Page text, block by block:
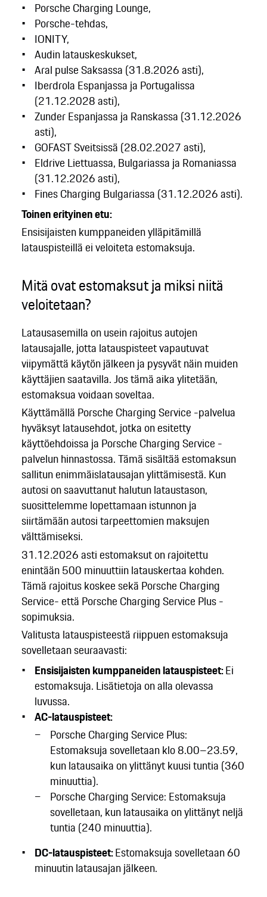
Porsche Charging Lounge,
Porsche-tehdas,
IONITY,
Audin latauskeskukset,
Aral pulse Saksassa (31.8.2026 asti),
Iberdrola Espanjassa ja Portugalissa
(21.12.2028 asti),
Zunder Espanjassa ja Ranskassa (31.12.2026
asti),
GOFAST Sveitsissä (28.02.2027 asti),
Eldrive Liettuassa, Bulgariassa ja Romaniassa
(31.12.2026 asti),
Fines Charging Bulgariassa (31.12.2026 asti).
Toinen erityinen etu:
Ensisijaisten kumppaneiden ylläpitämillä
latauspisteillä ei veloiteta estomaksuja.
Mitä ovat estomaksut ja miksi niitä
veloitetaan?
Latausasemilla on usein rajoitus autojen
latausajalle, jotta latauspisteet vapautuvat
viipymättä käytön jälkeen ja pysyvät näin muiden
käyttäjien saatavilla. Jos tämä aika ylitetään,
estomaksua voidaan soveltaa.
Käyttämällä Porsche Charging Service -palvelua
hyväksyt latausehdot, jotka on esitetty
käyttöehdoissa ja Porsche Charging Service -
palvelun hinnastossa. Tämä sisältää estomaksun
sallitun enimmäislatausajan ylittämisestä. Kun
autosi on saavuttanut halutun lataustason,
suosittelemme lopettamaan istunnon ja
siirtämään autosi tarpeettomien maksujen
välttämiseksi.
31.12.2026 asti estomaksut on rajoitettu
enintään 500 minuuttiin latauskertaa kohden.
Tämä rajoitus koskee sekä Porsche Charging
Service- että Porsche Charging Service Plus -
sopimuksia.
Valitusta latauspisteestä riippuen estomaksuja
sovelletaan seuraavasti:
Ensisijaisten kumppaneiden latauspisteet:Ei
estomaksuja. Lisätietoja on alla olevassa
luvussa.
AC-latauspisteet:
Porsche Charging Service Plus:
Estomaksuja sovelletaan klo 8.00–23.59,
kun latausaika on ylittänyt kuusi tuntia (360
minuuttia).
Porsche Charging Service: Estomaksuja
sovelletaan, kun latausaika on ylittänyt neljä
tuntia (240 minuuttia).
DC-latauspisteet:Estomaksuja sovelletaan 60
minuutin latausajan jälkeen.